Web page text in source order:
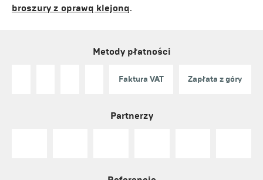
broszury z oprawą klejoną.
Metody płatności
Faktura VAT Zapłata z góry
Partnerzy